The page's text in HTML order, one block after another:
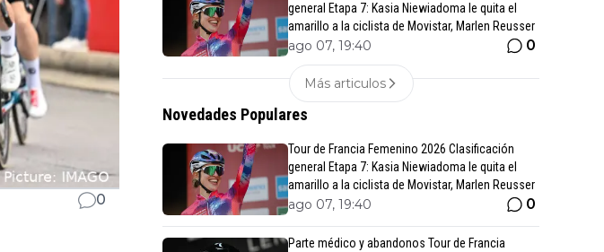
0
general Etapa 7: Kasia Niewiadoma le quita el
amarillo a la ciclista de Movistar, Marlen Reusser
ago 07, 19:40 0
Más articulos
Novedades Populares
Tour de Francia Femenino 2026 Clasificación
general Etapa 7: Kasia Niewiadoma le quita el
amarillo a la ciclista de Movistar, Marlen Reusser
ago 07, 19:40 0
Parte médico y abandonos Tour de Francia